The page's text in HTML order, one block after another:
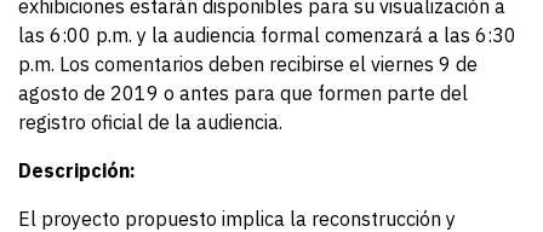
exhibiciones estarán disponibles para su visualización a
las 6:00 p.m. y la audiencia formal comenzará a las 6:30
p.m. Los comentarios deben recibirse el viernes 9 de
agosto de 2019 o antes para que formen parte del
registro oficial de la audiencia.
Descripción:
El proyecto propuesto implica la reconstrucción y